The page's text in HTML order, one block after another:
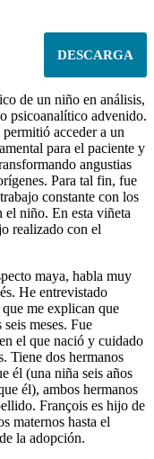
DESCARGA
de un niño en análisis,
psicoanalítico advenido.
acceder a un
para el paciente y
angustias
Para tal fin, fue
constante con los
el niño. En esta viñeta
realizado con el
maya, habla muy
He entrevistado
que me explican que
meses. Fue
el que nació y cuidado
Tiene dos hermanos
él (una niña seis años
él), ambos hermanos
François es hijo de
maternos hasta el
la adopción.